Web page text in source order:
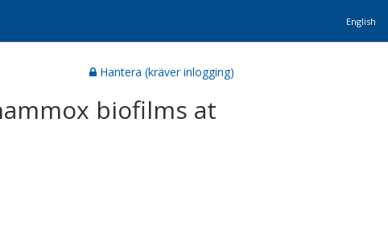
English
Hantera (kräver inlogging)
biofilms at